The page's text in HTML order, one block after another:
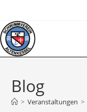
Inhalt
springen
Blog
> Veranstaltungen >